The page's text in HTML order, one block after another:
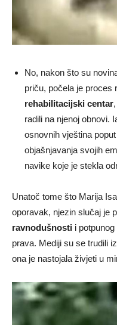
No, nakon što su
priču, počela je proces
rehabilitacijski centar
radili na njenoj obnovi.
osnovnih vještina
objašnjavanja svojih
navike koje je stekla
Unatoč tome što Marija
oporavak, njezin slučaj je
ravnodušnosti i
prava. Mediji su se trudili
ona je nastojala živjeti u